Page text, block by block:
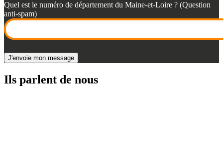
Quel est le numéro de département du Maine-et-Loire ? (Question
anti-spam)
Ils parlent de nous